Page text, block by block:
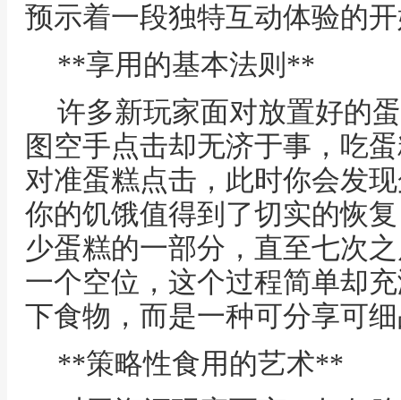
预示着一段独特互动体验的
**享用的基本法则**
许多新玩家面对放置好的
图空手点击却无济于事，吃
对准蛋糕点击，此时你会发
你的饥饿值得到了切实的恢
少蛋糕的一部分，直至七次
一个空位，这个过程简单却
下食物，而是一种可分享可
**策略性食用的艺术**